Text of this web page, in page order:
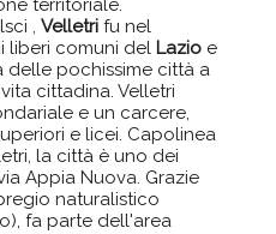
territoriale.
,Velletri fu nel
liberi comuni del Lazio e
delle pochissime città a
cittadina. Velletri
e un carcere,
e licei. Capolinea
la città è uno dei
Appia Nuova. Grazie
naturalistico
fa parte dell'area